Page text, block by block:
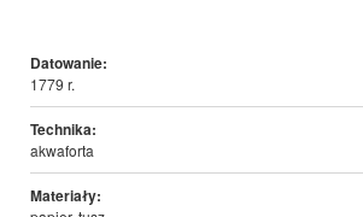
Datowanie:
1779 r.
Technika:
akwaforta
Materiały: